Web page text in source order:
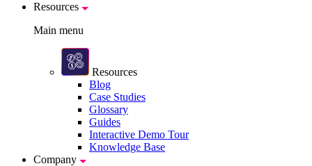
Resources
Main menu
Resources
Blog
Case Studies
Glossary
Guides
Interactive Demo Tour
Knowledge Base
Company